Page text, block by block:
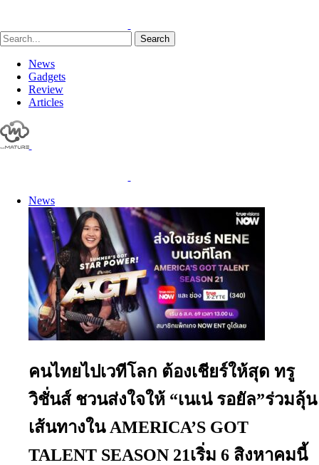
Search
News
Gadgets
Review
Articles
News
คนไทยไปเวทีโลก ต้องเชียร์ให้สุด ทรู
วิชั่นส์ ชวนส่งใจให้ “เนเน่ รอยัล”ร่วมลุ้น
เส้นทางใน AMERICA’S GOT
TALENT SEASON 21เริ่ม 6 สิงหาคมนี้